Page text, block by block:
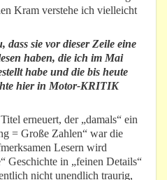
Kram verstehe ich vielleicht
dass sie vor dieser Zeile eine
haben, die ich im Mai
habe und die bis heute
hier in Motor-KRITIK
erneuert, der „damals“ ein
= Große Zahlen“ war die
Lesern wird
Geschichte in „feinen Details“
nicht unendlich traurig,